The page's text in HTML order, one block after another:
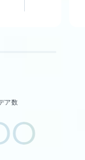
ア数